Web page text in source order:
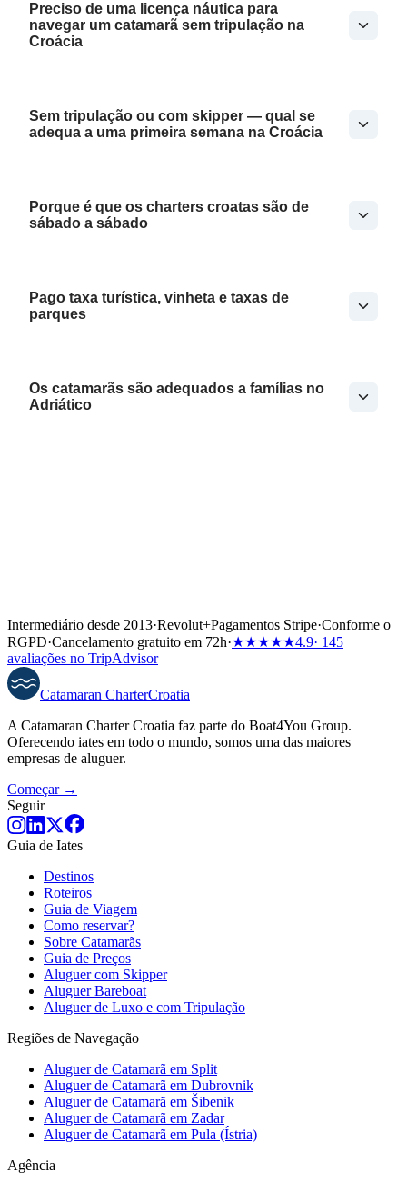
Preciso de uma licença náutica para
navegar um catamarã sem tripulação na
Croácia
Sem tripulação ou com skipper — qual se
adequa a uma primeira semana na Croácia
Porque é que os charters croatas são de
sábado a sábado
Pago taxa turística, vinheta e taxas de
parques
Os catamarãs são adequados a famílias no
Adriático
Intermediário desde 2013·Revolut+Pagamentos Stripe·Conforme o
RGPD·Cancelamento gratuito em 72h·★★★★★4.9· 145
avaliações no TripAdvisor
Catamaran CharterCroatia
A Catamaran Charter Croatia faz parte do Boat4You Group.
Oferecendo iates em todo o mundo, somos uma das maiores
empresas de aluguer.
Começar →
Seguir
Guia de Iates
Destinos
Roteiros
Guia de Viagem
Como reservar?
Sobre Catamarãs
Guia de Preços
Aluguer com Skipper
Aluguer Bareboat
Aluguer de Luxo e com Tripulação
Regiões de Navegação
Aluguer de Catamarã em Split
Aluguer de Catamarã em Dubrovnik
Aluguer de Catamarã em Šibenik
Aluguer de Catamarã em Zadar
Aluguer de Catamarã em Pula (Ístria)
Agência